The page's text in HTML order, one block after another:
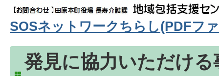
SOSネットワークちらし(PDFフ
発見に協力いただける